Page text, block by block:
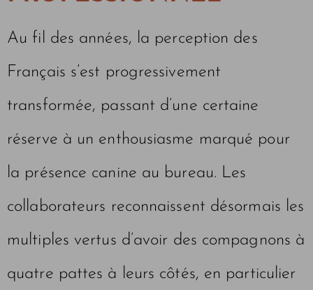
Au fil des années, la perception des
Français s’est progressivement
transformée, passant d’une certaine
réserve à un enthousiasme marqué pour
la présence canine au bureau. Les
collaborateurs reconnaissent désormais les
multiples vertus d’avoir des compagnons à
quatre pattes à leurs côtés, en particulier